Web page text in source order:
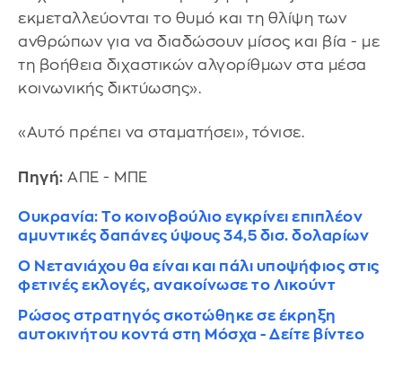
εκμεταλλεύονται το θυμό και τη θλίψη των
ανθρώπων για να διαδώσουν μίσος και βία - με
τη βοήθεια διχαστικών αλγορίθμων στα μέσα
κοινωνικής δικτύωσης».
«Αυτό πρέπει να σταματήσει», τόνισε.
Πηγή: ΑΠΕ - ΜΠΕ
Ουκρανία: Το κοινοβούλιο εγκρίνει επιπλέον
αμυντικές δαπάνες ύψους 34,5 δισ. δολαρίων
Ο Νετανιάχου θα είναι και πάλι υποψήφιος στις
φετινές εκλογές, ανακοίνωσε το Λικούντ
Ρώσος στρατηγός σκοτώθηκε σε έκρηξη
αυτοκινήτου κοντά στη Μόσχα - Δείτε βίντεο